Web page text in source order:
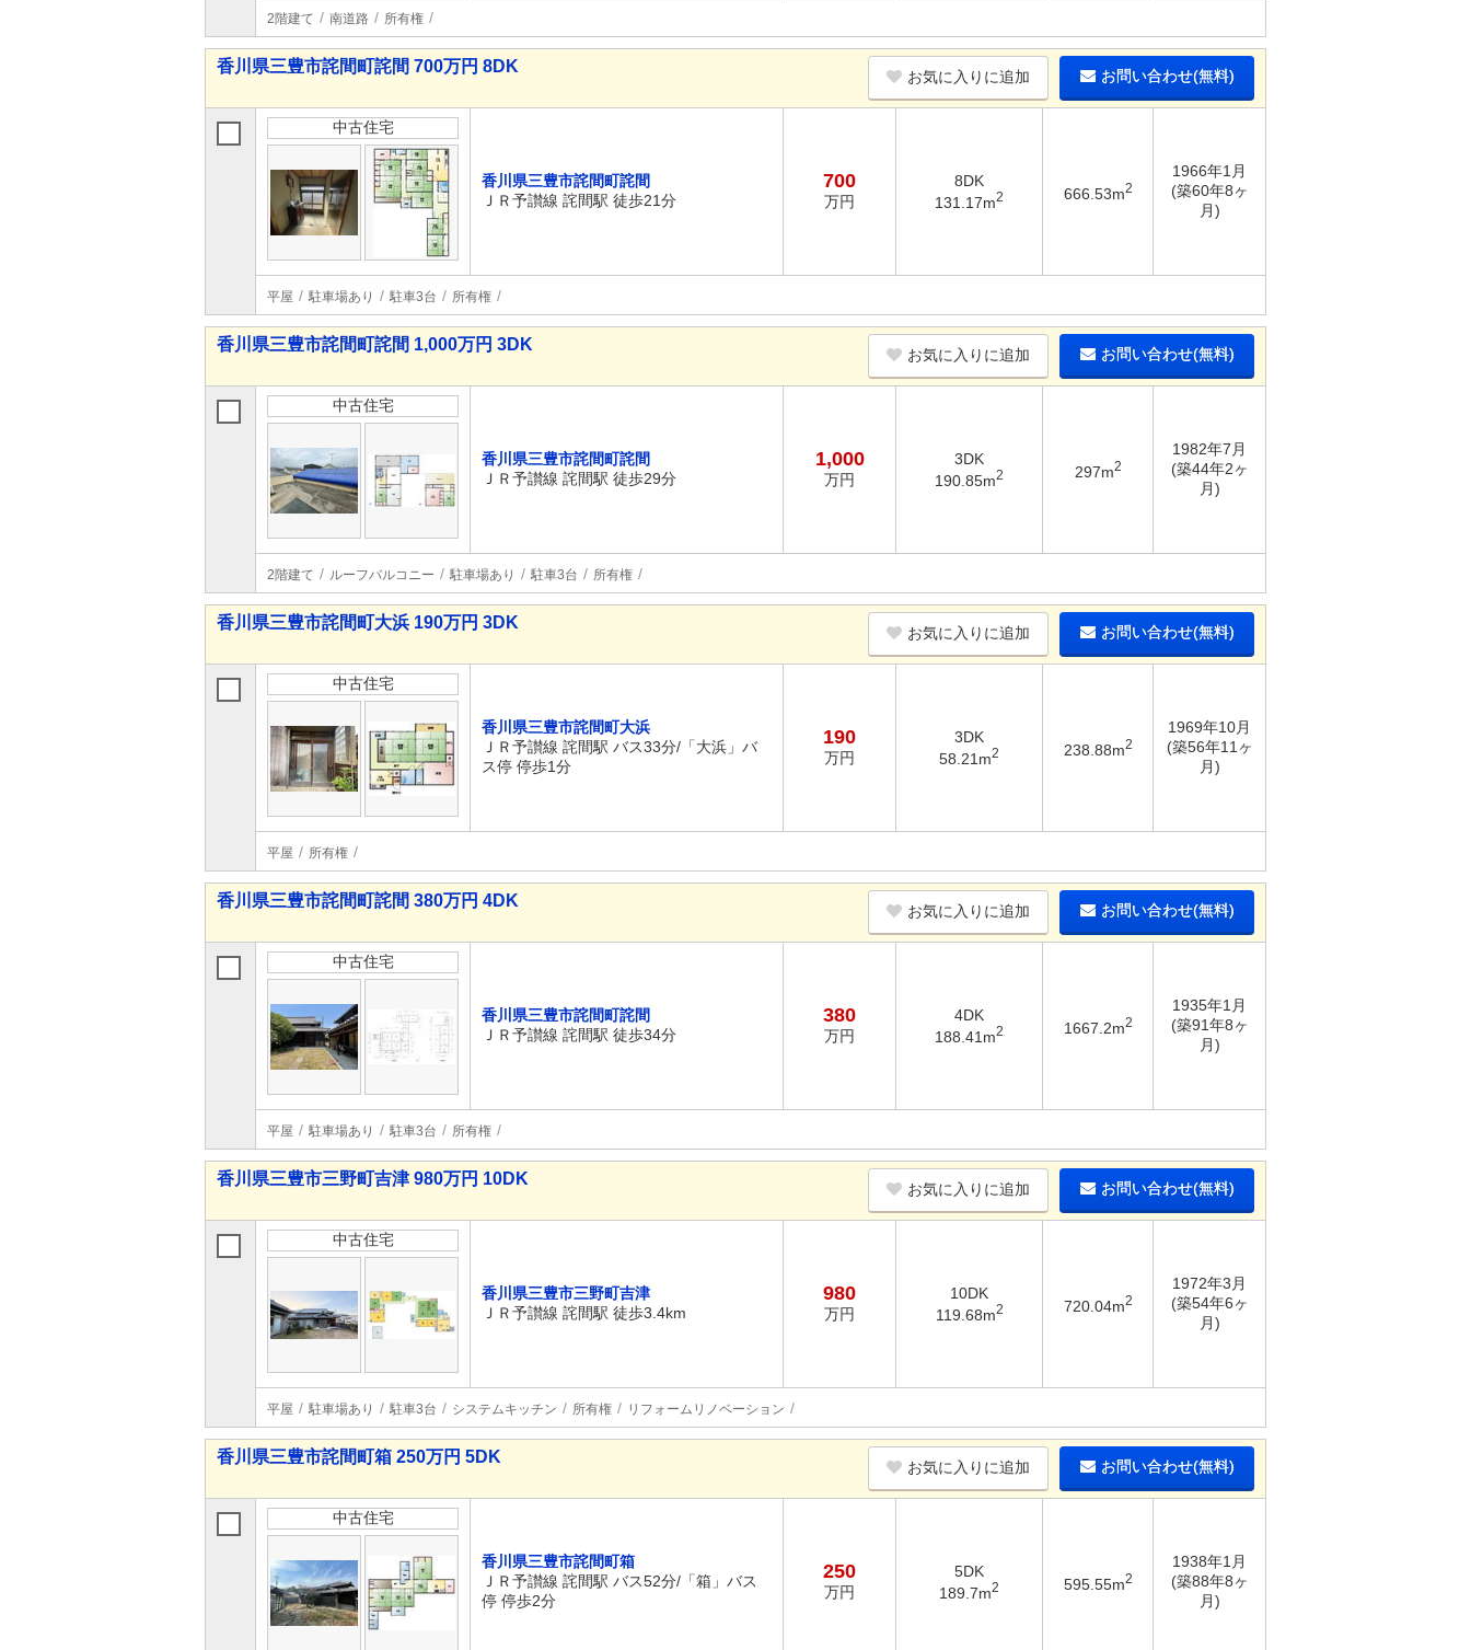
2階建て 南道路 所有権
香川県三豊市詫間町詫間 700万円 8DK
お気に入りに追加 お問い合わせ(無料)
中古住宅
香川県三豊市詫間町詫間
ＪＲ予讃線 詫間駅 徒歩21分
700
万円
8DK
131.17m2 666.53m2
1966年1月
(築60年8ヶ
月)
平屋 駐車場あり 駐車3台 所有権
香川県三豊市詫間町詫間 1,000万円 3DK
お気に入りに追加 お問い合わせ(無料)
中古住宅
香川県三豊市詫間町詫間
ＪＲ予讃線 詫間駅 徒歩29分
1,000
万円
3DK
190.85m2 297m2
1982年7月
(築44年2ヶ
月)
2階建て ルーフバルコニー 駐車場あり 駐車3台 所有権
香川県三豊市詫間町大浜 190万円 3DK
お気に入りに追加 お問い合わせ(無料)
中古住宅
香川県三豊市詫間町大浜
ＪＲ予讃線 詫間駅 バス33分/「大浜」バ
ス停 停歩1分
190
万円
3DK
58.21m2 238.88m2
1969年10月
(築56年11ヶ
月)
平屋 所有権
香川県三豊市詫間町詫間 380万円 4DK
お気に入りに追加 お問い合わせ(無料)
中古住宅
香川県三豊市詫間町詫間
ＪＲ予讃線 詫間駅 徒歩34分
380
万円
4DK
188.41m2 1667.2m2
1935年1月
(築91年8ヶ
月)
平屋 駐車場あり 駐車3台 所有権
香川県三豊市三野町吉津 980万円 10DK
お気に入りに追加 お問い合わせ(無料)
中古住宅
香川県三豊市三野町吉津
ＪＲ予讃線 詫間駅 徒歩3.4km
980
万円
10DK
119.68m2 720.04m2
1972年3月
(築54年6ヶ
月)
平屋 駐車場あり 駐車3台 システムキッチン 所有権 リフォームリノベーション
香川県三豊市詫間町箱 250万円 5DK
お気に入りに追加 お問い合わせ(無料)
中古住宅
香川県三豊市詫間町箱
ＪＲ予讃線 詫間駅 バス52分/「箱」バス
停 停歩2分
250
万円
5DK
189.7m2 595.55m2
1938年1月
(築88年8ヶ
月)